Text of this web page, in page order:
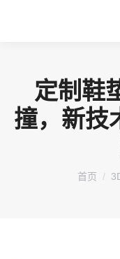
定制鞋
撞，新技
您在这
首页